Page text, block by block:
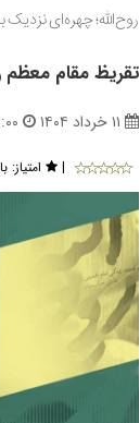
روح‌الله؛ چهره‌ای نزدیک
تقریظ مقام معظم
۱۱ خرداد ۱۴۰۴
| امتیاز: با ۰ رای